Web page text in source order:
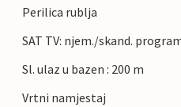
Perilica rublja
SAT TV: njem./skand.
Sl. ulaz u bazen : 200 m
Vrtni namjestaj